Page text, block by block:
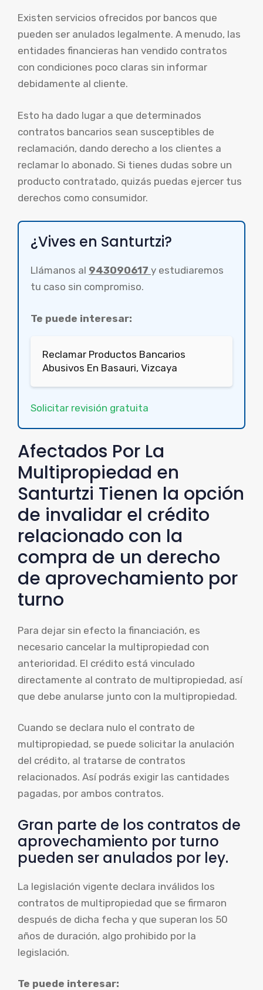
Existen servicios ofrecidos por bancos que
pueden ser anulados legalmente. A menudo, las
entidades financieras han vendido contratos
con condiciones poco claras sin informar
debidamente al cliente.
Esto ha dado lugar a que determinados
contratos bancarios sean susceptibles de
reclamación, dando derecho a los clientes a
reclamar lo abonado. Si tienes dudas sobre un
producto contratado, quizás puedas ejercer tus
derechos como consumidor.
¿Vives en Santurtzi?
Llámanos al 943090617 y estudiaremos
tu caso sin compromiso.
Te puede interesar:
Reclamar Productos Bancarios
Abusivos En Basauri, Vizcaya
Solicitar revisión gratuita
Afectados Por La
Multipropiedad en
Santurtzi Tienen la opción
de invalidar el crédito
relacionado con la
compra de un derecho
de aprovechamiento por
turno
Para dejar sin efecto la financiación, es
necesario cancelar la multipropiedad con
anterioridad. El crédito está vinculado
directamente al contrato de multipropiedad, así
que debe anularse junto con la multipropiedad.
Cuando se declara nulo el contrato de
multipropiedad, se puede solicitar la anulación
del crédito, al tratarse de contratos
relacionados. Así podrás exigir las cantidades
pagadas, por ambos contratos.
Gran parte de los contratos de
aprovechamiento por turno
pueden ser anulados por ley.
La legislación vigente declara inválidos los
contratos de multipropiedad que se firmaron
después de dicha fecha y que superan los 50
años de duración, algo prohibido por la
legislación.
Te puede interesar: